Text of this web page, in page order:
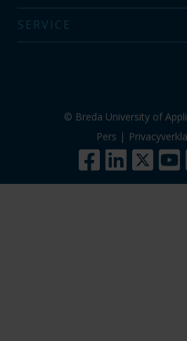
SERVICE
© Breda University of
Pers |